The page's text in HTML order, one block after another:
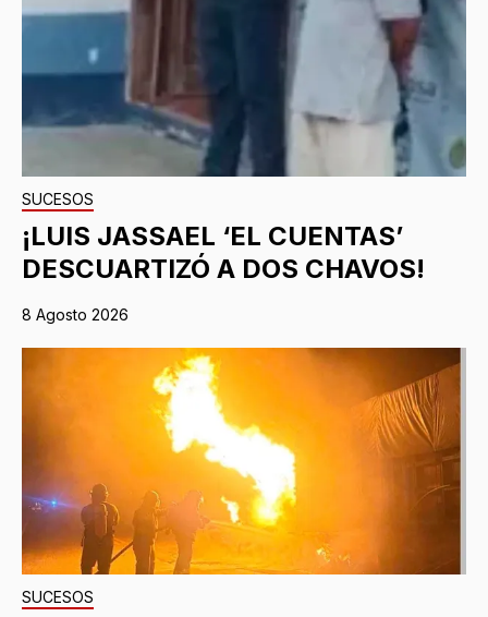
SUCESOS
¡LUIS JASSAEL ‘EL CUENTAS’
DESCUARTIZÓ A DOS CHAVOS!
8 Agosto 2026
SUCESOS